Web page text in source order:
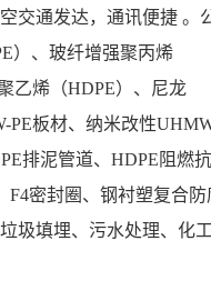
交通发达，通讯便捷 。
）、玻纤增强聚丙烯
乙烯（HDPE）、尼龙
PE板材、纳米改性
排泥管道、HDPE阻燃
F4密封圈、钢衬塑复合防
圾填埋、污水处理、化工